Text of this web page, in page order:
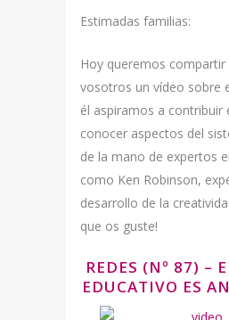
Estimadas familias:
Hoy queremos
vosotros un vídeo sobre
él aspiramos a contribuir
conocer aspectos del
de la mano de expertos
como Ken Robinson,
desarrollo de la
que os guste!
REDES (Nº 87) –
EDUCATIVO ES